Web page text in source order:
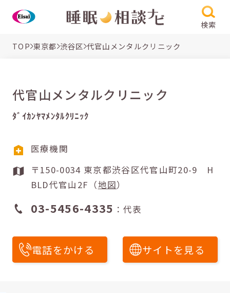
検索
TOP 東京都 渋谷区 代官山メンタルクリニック
代官山メンタルクリニック
ﾀﾞｲｶﾝﾔﾏﾒﾝﾀﾙｸﾘﾆｯｸ
医療機関
〒150-0034 東京都渋谷区代官山町20-9 H
BLD代官山2F（地図）
03-5456-4335 ：代表
電話をかける サイトを見る